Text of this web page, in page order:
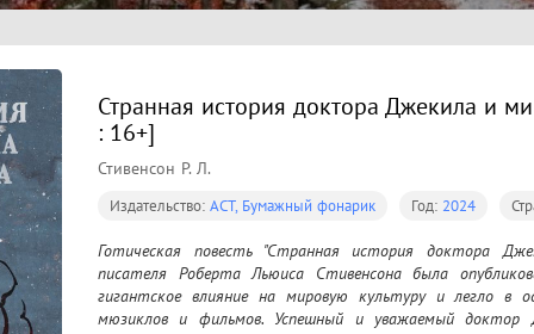
Странная история доктора Джекила и
: 16+]
Стивенсон Р. Л.
Издательство: АСТ, Бумажный фонарик Год: 2024
Готическая повесть "Странная история доктора
писателя Роберта Льюиса Стивенсона была
гигантское влияние на мировую культуру и легло в
мюзиклов и фильмов. Успешный и уважаемый доктор